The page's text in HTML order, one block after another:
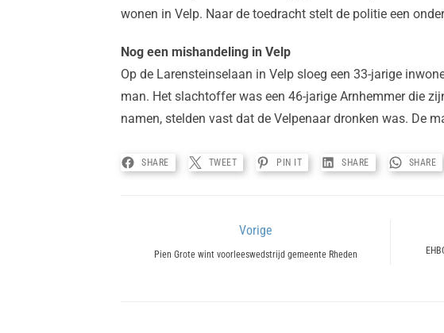
wonen in Velp. Naar de toedracht stelt de politie een
Nog een mishandeling in Velp
Op de Larensteinselaan in Velp sloeg een 33-jarige
man. Het slachtoffer was een 46-jarige Arnhemmer die
namen, stelden vast dat de Velpenaar dronken was. De
SHARE TWEET PIN IT SHARE SHARE
navigatie
Vorige
Previous
Pien Grote wint voorleeswedstrijd gemeente Rheden